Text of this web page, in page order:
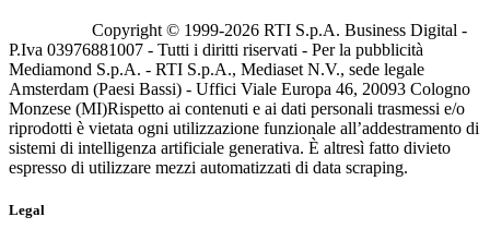
Copyright © 1999-2026 RTI S.p.A. Business Digital -
P.Iva 03976881007 - Tutti i diritti riservati - Per la pubblicità
Mediamond S.p.A. - RTI S.p.A., Mediaset N.V., sede legale
Amsterdam (Paesi Bassi) - Uffici Viale Europa 46, 20093 Cologno
Monzese (MI)Rispetto ai contenuti e ai dati personali trasmessi e/o
riprodotti è vietata ogni utilizzazione funzionale all’addestramento di
sistemi di intelligenza artificiale generativa. È altresì fatto divieto
espresso di utilizzare mezzi automatizzati di data scraping.
Legal